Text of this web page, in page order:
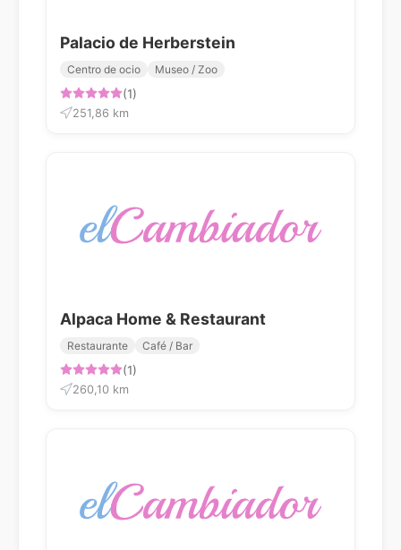
Palacio de Herberstein
Centro de ocio Museo / Zoo
(1)
251,86 km
Alpaca Home & Restaurant
Restaurante Café / Bar
(1)
260,10 km